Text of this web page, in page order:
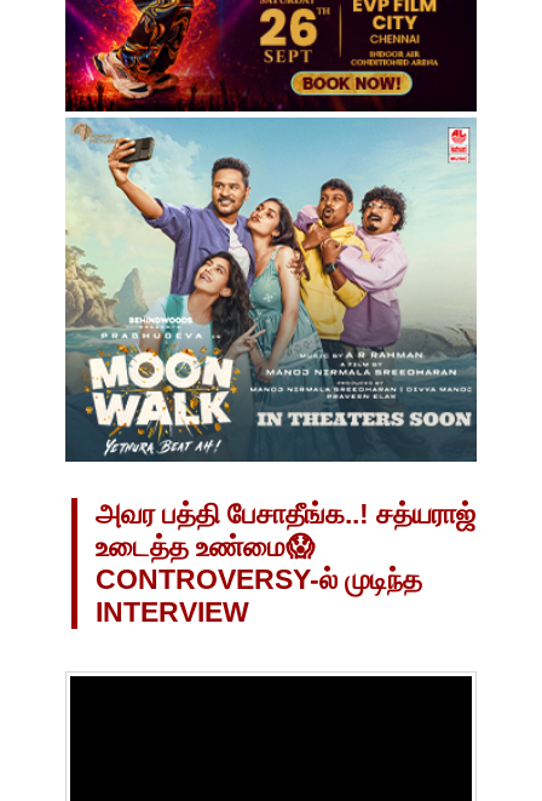
அவர பத்தி பேசாதீங்க..! சத்யராஜ்
உடைத்த உண்மை😱
CONTROVERSY-ல் முடிந்த
INTERVIEW